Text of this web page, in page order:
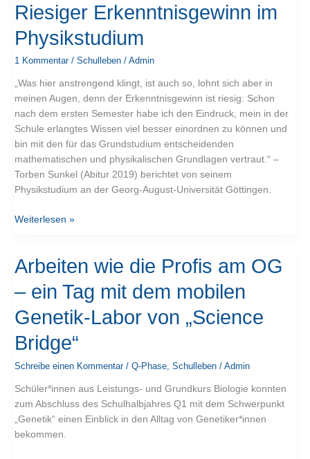
Riesiger Erkenntnisgewinn im
Physikstudium
1 Kommentar /Schulleben /Admin
„Was hier anstrengend klingt, ist auch so, lohnt sich aber in
meinen Augen, denn der Erkenntnisgewinn ist riesig: Schon
nach dem ersten Semester habe ich den Eindruck, mein in der
Schule erlangtes Wissen viel besser einordnen zu können und
bin mit den für das Grundstudium entscheidenden
mathematischen und physikalischen Grundlagen vertraut.“ –
Torben Sunkel (Abitur 2019) berichtet von seinem
Physikstudium an der Georg-August-Universität Göttingen.
–
Erkenntnisgewinn
im
Weiterlesen »
Arbeiten wie die Profis am OG
– ein Tag mit dem mobilen
Genetik-Labor von „Science
Bridge“
Schreibe einen Kommentar /Q-Phase ,Schulleben /Admin
Schüler*innen aus Leistungs- und Grundkurs Biologie konnten
zum Abschluss des Schulhalbjahres Q1 mit dem Schwerpunkt
„Genetik“ einen Einblick in den Alltag von Genetiker*innen
bekommen.
Arbeiten
wie
die
am
OG
–
ein